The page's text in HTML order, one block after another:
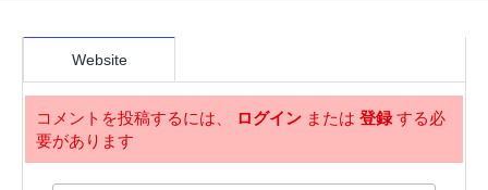
28話
3年前 3年前
24話
Website
コメントを投稿するには、 ログイン または 登録する必
要があります